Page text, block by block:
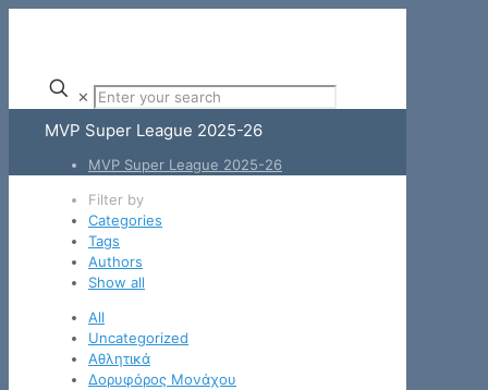
✕
MVP Super League 2025-26
MVP Super League 2025-26
Filter by
Categories
Tags
Authors
Show all
All
Uncategorized
Αθλητικά
Δορυφόρος Μονάχου